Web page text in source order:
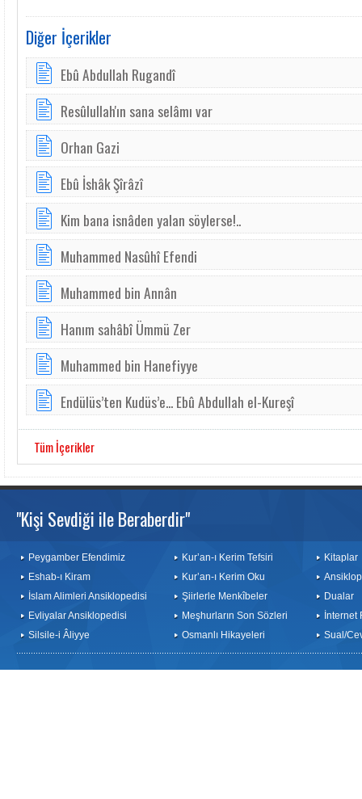
Diğer İçerikler
Ebû Abdullah Rugandî
Resûlullah'ın sana selâmı var
Orhan Gazi
Ebû İshâk Şîrâzî
Kim bana isnâden yalan söylerse!..
Muhammed Nasûhî Efendi
Muhammed bin Annân
Hanım sahâbî Ümmü Zer
Muhammed bin Hanefiyye
Endülüs’ten Kudüs’e... Ebû Abdullah el-Kureşî
Tüm İçerikler
"Kişi Sevdiği ile Beraberdir"
Peygamber Efendimiz
Eshab-ı Kiram
İslam Alimleri Ansiklopedisi
Evliyalar Ansiklopedisi
Silsile-i Âliyye
Kur’an-ı Kerim Tefsiri
Kur’an-ı Kerim Oku
Şiirlerle Menkîbeler
Meşhurların Son Sözleri
Osmanlı Hikayeleri
Kitaplar
Dualar
İnternet
Sual/